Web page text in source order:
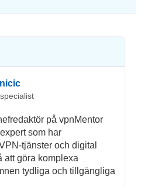
på vpnMentor
som har
tjänster och digital
att göra komplexa
tydliga och tillgängliga